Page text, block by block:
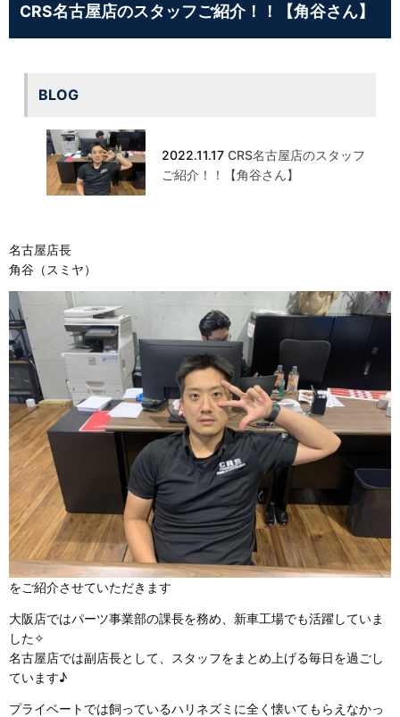
CRS名古屋店のスタッフご紹介！！【角谷さん】
BLOG
2022.11.17 CRS名古屋店のスタッフ
ご紹介！！【角谷さん】
名古屋店長
角谷（スミヤ）
をご紹介させていただきます
大阪店ではパーツ事業部の課長を務め、新車工場でも活躍していま
した✧
名古屋店では副店長として、スタッフをまとめ上げる毎日を過ごし
ています♪
プライベートでは飼っているハリネズミに全く懐いてもらえなかっ